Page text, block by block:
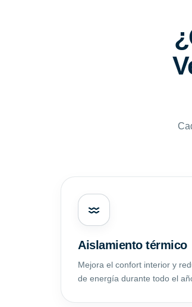
Aislamiento térmico
Mejora el confort interior y
de energía durante todo el